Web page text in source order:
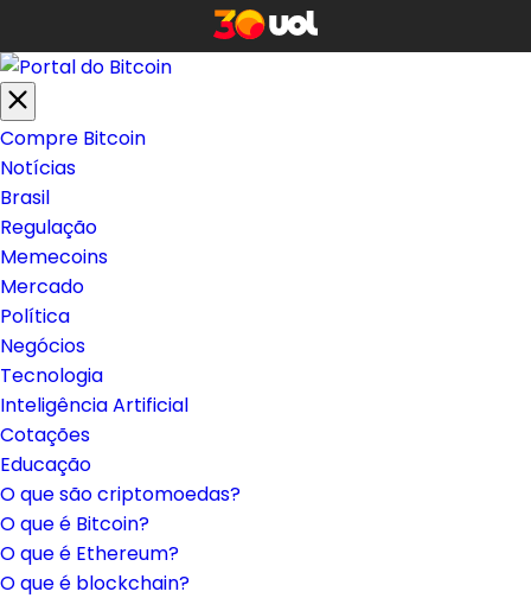
Compre Bitcoin
Notícias
Brasil
Regulação
Memecoins
Mercado
Política
Negócios
Tecnologia
Inteligência Artificial
Cotações
Educação
O que são criptomoedas?
O que é Bitcoin?
O que é Ethereum?
O que é blockchain?